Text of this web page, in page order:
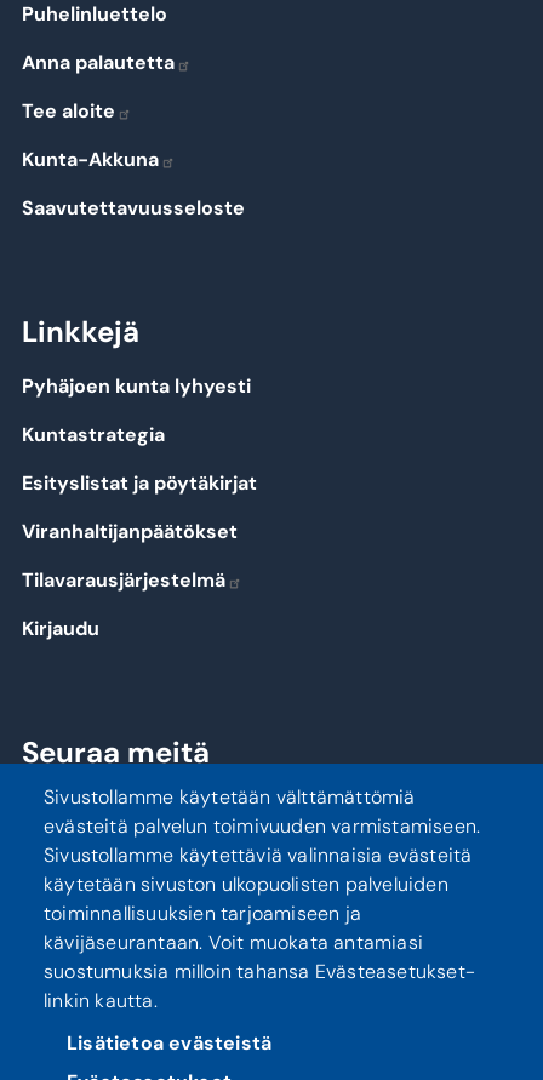
Puhelinluettelo
Anna palautetta
Tee aloite
Kunta-Akkuna
Saavutettavuusseloste
Linkkejä
Pyhäjoen kunta lyhyesti
Kuntastrategia
Esityslistat ja pöytäkirjat
Viranhaltijanpäätökset
Tilavarausjärjestelmä
Kirjaudu
Seuraa meitä
Tietosuoja
Sivustollamme käytetään välttämättömiä
evästeitä palvelun toimivuuden varmistamiseen.
Sivustollamme käytettäviä valinnaisia evästeitä
käytetään sivuston ulkopuolisten palveluiden
toiminnallisuuksien tarjoamiseen ja
kävijäseurantaan. Voit muokata antamiasi
suostumuksia milloin tahansa Evästeasetukset-
linkin kautta.
Lisätietoa evästeistä